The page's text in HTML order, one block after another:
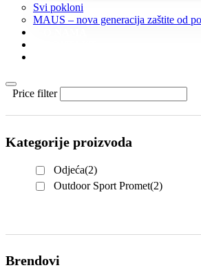
Svi pokloni
MAUS – nova generacija zaštite od
Price filter
Kategorije proizvoda
Odjeća(2)
Outdoor Sport Promet(2)
Brendovi